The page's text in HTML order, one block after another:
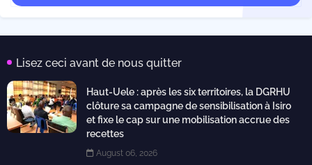
Lisez ceci avant de nous quitter
Haut-Uele : après les six territoires, la DGRHU
clôture sa campagne de sensibilisation à Isiro
et fixe le cap sur une mobilisation accrue des
recettes
August 06, 2026